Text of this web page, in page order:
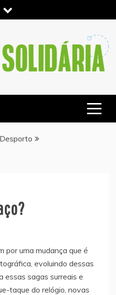
Desporto
por uma mudança que é
evoluindo dessas
essas sagas surreais e
taque do relógio, novas